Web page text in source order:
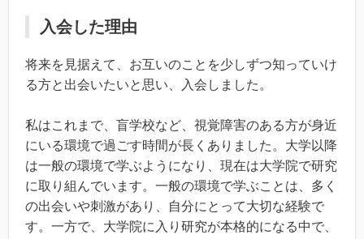
入会した理由
将来を見据えて、お互いのことを少しずつ知っていけ
る方と出会いたいと思い、入会しました。
私はこれまで、盲学校など、視覚障害のある方が身近
にいる環境で過ごす時間が長くありました。大学以降
は一般の環境で学ぶようになり、現在は大学院で研究
に取り組んでいます。一般の環境で学ぶことは、多く
の出会いや刺激があり、自分にとって大切な経験で
す。一方で、大学院に入り研究が本格的になる中で、